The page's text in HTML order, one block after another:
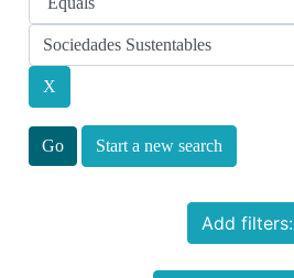
Start a new search
Add filters: